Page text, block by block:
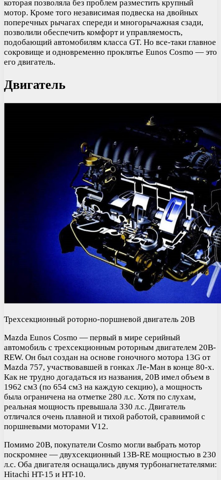
которая позволяла без проблем разместить крупный
мотор. Кроме того независимая подвеска на двойных
поперечных рычагах спереди и многорычажная сзади,
позволили обеспечить комфорт и управляемость,
подобающий автомобилям класса GT. Но все-таки главное
сокровище и одновременно проклятье Eunos Cosmo — это
его двигатель.
Двигатель
Трехсекционный роторно-поршневой двигатель 20B
Mazda Eunos Cosmo — первый в мире серийный
автомобиль с трехсекционным роторным двигателем 20B-
REW. Он был создан на основе гоночного мотора 13G от
Mazda 757, участвовавшей в гонках Ле-Ман в конце 80-х.
Как не трудно догадаться из названия, 20B имел объем в
1962 см3 (по 654 см3 на каждую секцию), а мощность
была ограничена на отметке 280 л.с. Хотя по слухам,
реальная мощность превышала 330 л.с. Двигатель
отличался очень плавной и тихой работой, сравнимой с
поршневыми моторами V12.
Помимо 20B, покупатели Cosmo могли выбрать мотор
поскромнее — двухсекционный 13B-RE мощностью в 230
л.с. Оба двигателя оснащались двумя турбонагнетателями:
Hitachi HT-15 и HT-10.